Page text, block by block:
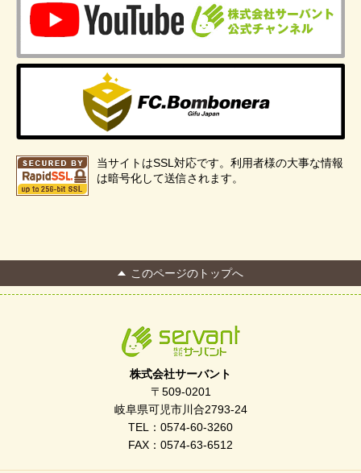
当サイトはSSL対応です。利用者様の大事な情報
は暗号化して送信されます。
このページのトップへ
株式会社サーバント
〒509-0201
岐阜県可児市川合2793-24
TEL：0574-60-3260
FAX：0574-63-6512